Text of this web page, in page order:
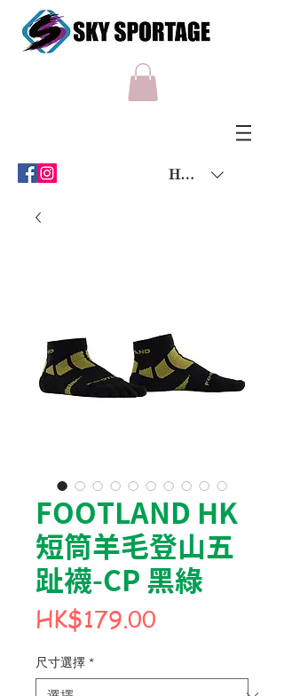
HKD (HK$)
FOOTLAND HK
短筒羊毛登山五
趾襪-CP 黑綠
HK$179.00
尺寸選擇 *